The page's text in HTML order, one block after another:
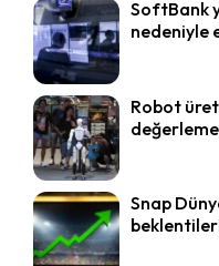
SoftBank
nedeniyle
Robot
Snap